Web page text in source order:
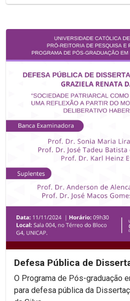
Defesa Pública de
O Programa de Pós-graduação
para defesa pública da